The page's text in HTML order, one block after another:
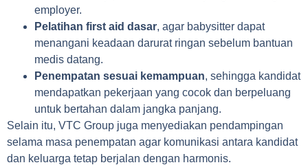
employer.
Pelatihan first aid dasar, agar babysitter dapat
menangani keadaan darurat ringan sebelum bantuan
medis datang.
Penempatan sesuai kemampuan, sehingga kandidat
mendapatkan pekerjaan yang cocok dan berpeluang
untuk bertahan dalam jangka panjang.
Selain itu, VTC Group juga menyediakan pendampingan
selama masa penempatan agar komunikasi antara kandidat
dan keluarga tetap berjalan dengan harmonis.